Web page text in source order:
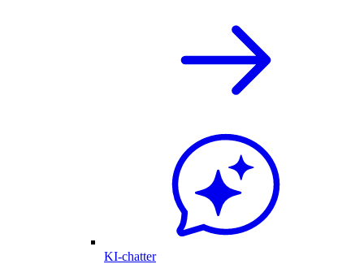
KI-chatter